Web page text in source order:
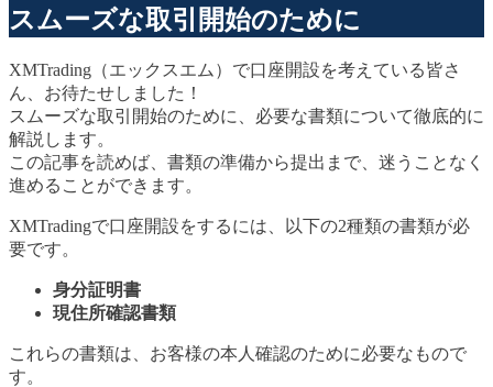
スムーズな取引開始のために
XMTrading（エックスエム）で口座開設を考えている皆さ
ん、お待たせしました！
スムーズな取引開始のために、必要な書類について徹底的に
解説します。
この記事を読めば、書類の準備から提出まで、迷うことなく
進めることができます。
XMTradingで口座開設をするには、以下の2種類の書類が必
要です。
身分証明書
現住所確認書類
これらの書類は、お客様の本人確認のために必要なもので
す。